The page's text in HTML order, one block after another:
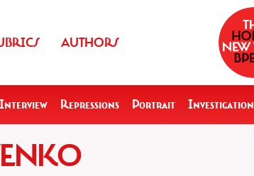
AUTHORS
Interview Repressions Portrait Investigation